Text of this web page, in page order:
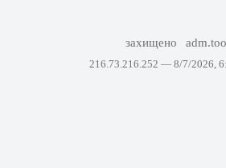
захищено
216.73.216.252 — 8/7/2026,